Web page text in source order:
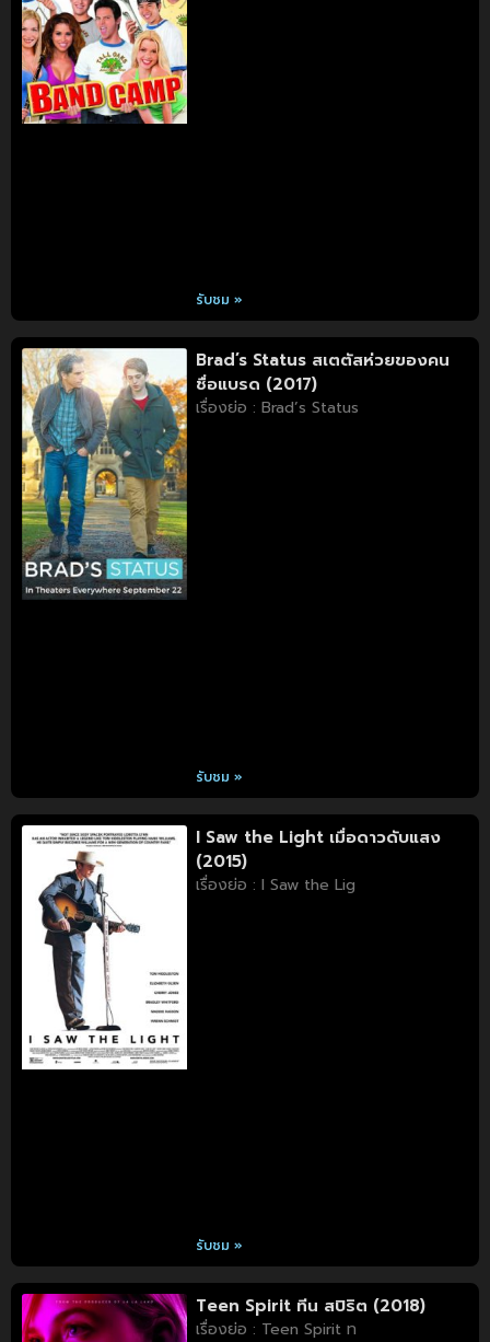
รับชม »
Brad’s Status สเตตัสห่วยของคน
ชื่อแบรด (2017)
เรื่องย่อ : Brad’s Status
รับชม »
I Saw the Light เมื่อดาวดับแสง
(2015)
เรื่องย่อ : I Saw the Lig
รับชม »
Teen Spirit ทีน สปิริต (2018)
เรื่องย่อ : Teen Spirit ท